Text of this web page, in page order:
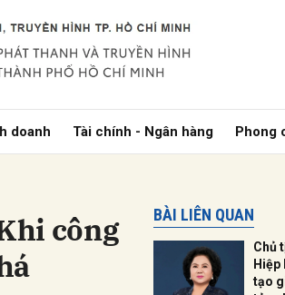
doanh Tài chính - Ngân hàng Phong
công
BÀI LIÊN QUAN
Chủ
Hiệp
tạo